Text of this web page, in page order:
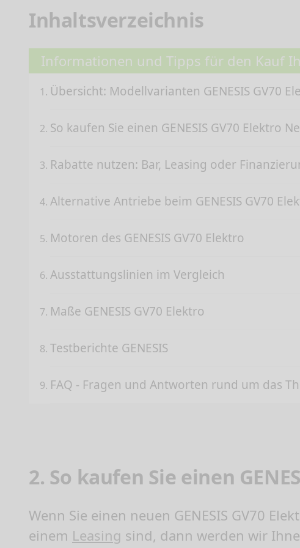
Inhaltsverzeichnis
Informationen und Tipps für den Kauf
Übersicht: Modellvarianten GENESIS GV70
So kaufen Sie einen GENESIS GV70 Elektro
Rabatte nutzen: Bar, Leasing oder
Alternative Antriebe beim GENESIS GV70
Motoren des GENESIS GV70 Elektro
Ausstattungslinien im Vergleich
Maße GENESIS GV70 Elektro
Testberichte GENESIS
FAQ - Fragen und Antworten rund um das
2. So kaufen Sie einen
Wenn Sie einen neuen GENESIS GV70
einem Leasing sind, dann werden wir